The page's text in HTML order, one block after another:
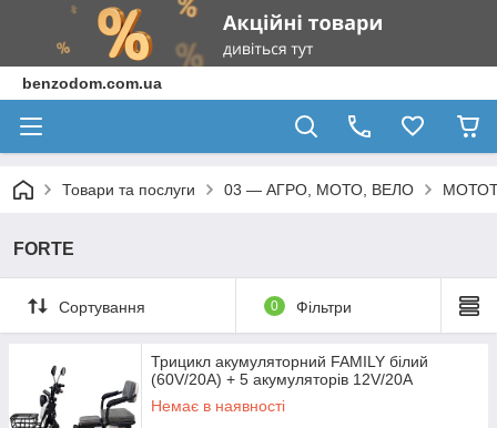
benzodom.com.ua
Товари та послуги 03 — АГРО, МОТО, ВЕЛО
FORTE
Сортування 0 Фільтри
Трицикл акумуляторний FAMILY білий
(60V/20A) + 5 акумуляторів 12V/20A
Немає в наявності